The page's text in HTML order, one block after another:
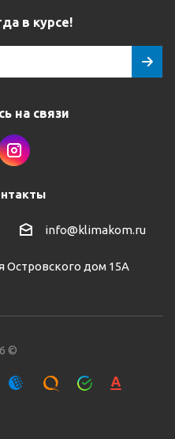
в курсе!
на связи
info@klimakom.ru
Островского дом 15А
©